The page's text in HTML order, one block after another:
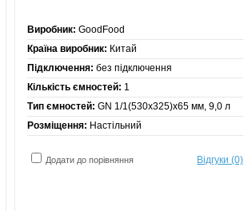
Виробник: GoodFood
Країна виробник: Китай
Підключення: без підключення
Кількість ємностей: 1
Тип ємностей: GN 1/1(530х325)х65 мм, 9,0 л
Розміщення: Настільний
Додати до порівняння Відгуки (0)